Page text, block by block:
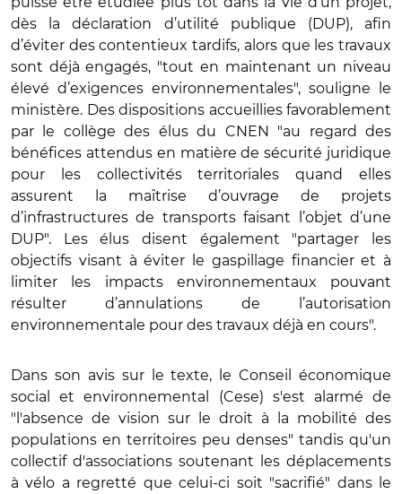
dès la déclaration d’utilité publique (DUP), afin
d’éviter des contentieux tardifs, alors que les travaux
sont déjà engagés, "tout en maintenant un niveau
élevé d’exigences environnementales", souligne le
ministère. Des dispositions accueillies favorablement
par le collège des élus du CNEN "au regard des
bénéfices attendus en matière de sécurité juridique
pour les collectivités territoriales quand elles
assurent la maîtrise d’ouvrage de projets
d’infrastructures de transports faisant l’objet d’une
DUP". Les élus disent également "partager les
objectifs visant à éviter le gaspillage financier et à
limiter les impacts environnementaux pouvant
résulter d’annulations de l’autorisation
environnementale pour des travaux déjà en cours".
Dans son avis sur le texte, le Conseil économique
social et environnemental (Cese) s'est alarmé de
"l'absence de vision sur le droit à la mobilité des
populations en territoires peu denses" tandis qu'un
collectif d'associations soutenant les déplacements
à vélo a regretté que celui-ci soit "sacrifié" dans le